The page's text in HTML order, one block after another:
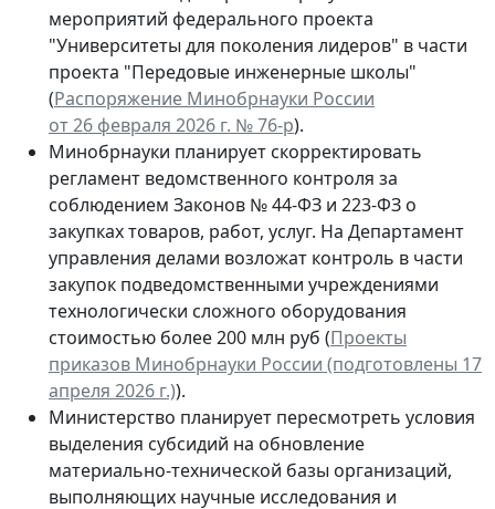
мероприятий федерального проекта
"Университеты для поколения лидеров" в части
проекта "Передовые инженерные школы"
(Распоряжение Минобрнауки России
от 26 февраля 2026 г. № 76-р).
Минобрнауки планирует скорректировать
регламент ведомственного контроля за
соблюдением Законов № 44-ФЗ и 223-ФЗ о
закупках товаров, работ, услуг. На Департамент
управления делами возложат контроль в части
закупок подведомственными учреждениями
технологически сложного оборудования
стоимостью более 200 млн руб (Проекты
приказов Минобрнауки России (подготовлены 17
апреля 2026 г.)).
Министерство планирует пересмотреть условия
выделения субсидий на обновление
материально-технической базы организаций,
выполняющих научные исследования и